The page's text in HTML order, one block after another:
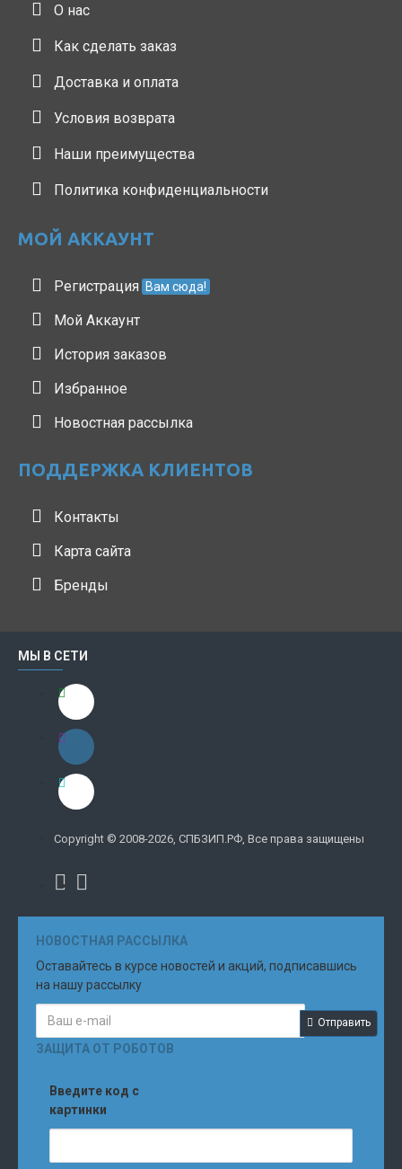
О нас
Как сделать заказ
Доставка и оплата
Условия возврата
Наши преимущества
Политика конфиденциальности
МОЙ АККАУНТ
Регистрация Вам сюда!
Мой Аккаунт
История заказов
Избранное
Новостная рассылка
ПОДДЕРЖКА КЛИЕНТОВ
Контакты
Карта сайта
Бренды
МЫ В СЕТИ
Copyright © 2008-2026, СПБЗИП.РФ, Все права защищены
НОВОСТНАЯ РАССЫЛКА
Оставайтесь в курсе новостей и акций, подписавшись
на нашу рассылку
Отправить
ЗАЩИТА ОТ РОБОТОВ
Введите код с
картинки